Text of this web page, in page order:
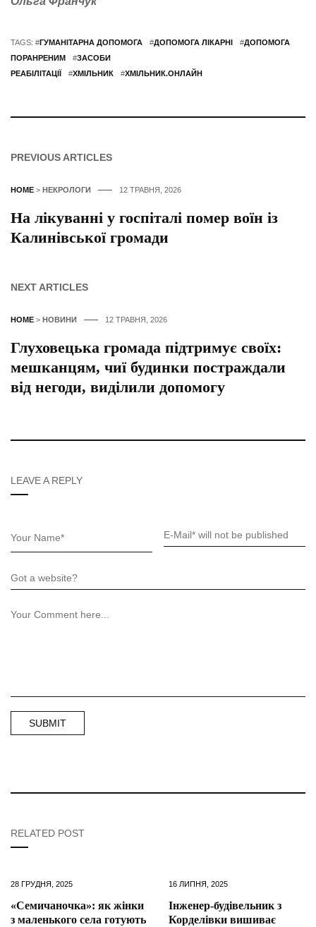
TAGS: #ГУМАНІТАРНА ДОПОМОГА #ДОПОМОГА ЛІКАРНІ #ДОПОМОГА
ПОРАНРЕНИМ
#ЗАСОБИ
РЕАБІЛІТАЦІЇ
#ХМІЛЬНИК #ХМІЛЬНИК.ОНЛАЙН
PREVIOUS ARTICLES
HOME > НЕКРОЛОГИ 12 ТРАВНЯ, 2026
На лікуванні у госпіталі помер воїн із
Калинівської громади
NEXT ARTICLES
HOME > НОВИНИ 12 ТРАВНЯ, 2026
Глуховецька громада підтримує своїх:
мешканцям, чиї будинки постраждали
від негоди, виділили допомогу
LEAVE A REPLY
RELATED POST
28 ГРУДНЯ, 2025
«Семичаночка»: як жінки
з маленького села готують
16 ЛИПНЯ, 2025
Інженер-будівельник з
Корделівки вишиває